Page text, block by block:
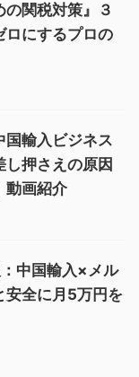
関税対策』３
ロにするプロの
国輸入ビジネス
押さえの原因
動画紹介
中国輸入×メル
安全に月5万円を